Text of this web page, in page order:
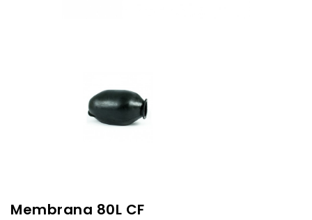
Membrana 80L CF